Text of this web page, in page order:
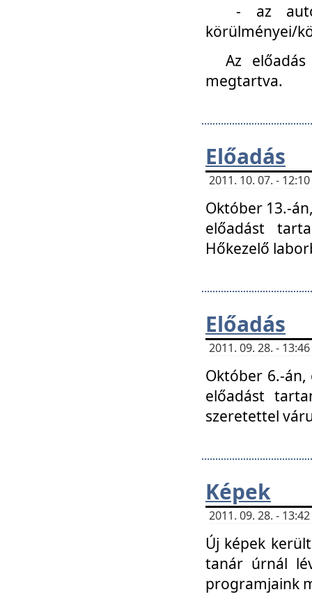
- az
körülményei/
Az
megtartva.
Előadás
2011. 10. 07. -
Október 13.-
előadást
Hőkezelő
Előadás
2011. 09. 28. -
Október 6.-
előadást
szeretettel
Képek
2011. 09. 28. -
Új képek
tanár úrnál
programjaink